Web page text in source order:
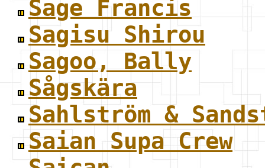
Sage Francis
Sagisu Shirou
Sagoo, Bally
Sågskära
Sahlström &
Saian Supa Crew